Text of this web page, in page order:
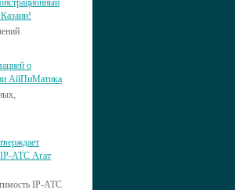
о
АйПиМатика
IP-АТС Агат
IP-АТС